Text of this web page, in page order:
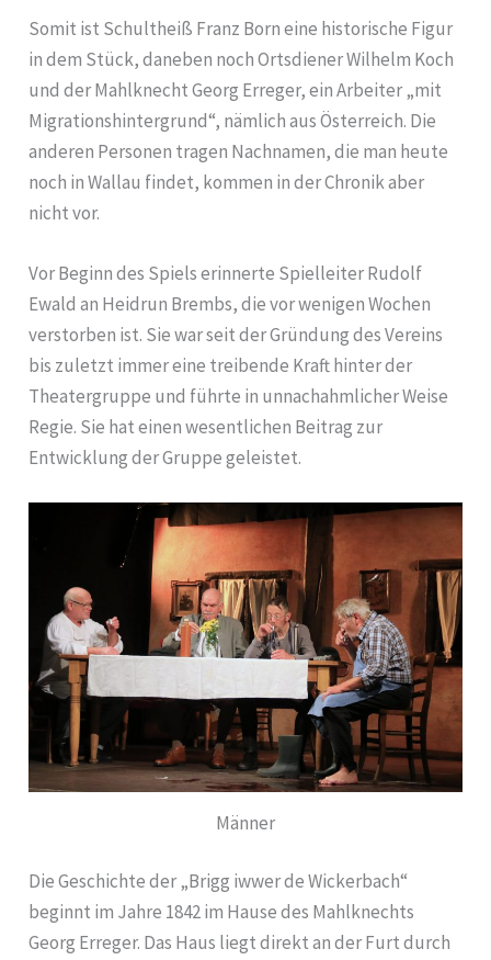
Somit ist Schultheiß Franz Born eine historische Figur
in dem Stück, daneben noch Ortsdiener Wilhelm Koch
und der Mahlknecht Georg Erreger, ein Arbeiter „mit
Migrationshintergrund“, nämlich aus Österreich. Die
anderen Personen tragen Nachnamen, die man heute
noch in Wallau findet, kommen in der Chronik aber
nicht vor.
Vor Beginn des Spiels erinnerte Spielleiter Rudolf
Ewald an Heidrun Brembs, die vor wenigen Wochen
verstorben ist. Sie war seit der Gründung des Vereins
bis zuletzt immer eine treibende Kraft hinter der
Theatergruppe und führte in unnachahmlicher Weise
Regie. Sie hat einen wesentlichen Beitrag zur
Entwicklung der Gruppe geleistet.
Männer
Die Geschichte der „Brigg iwwer de Wickerbach“
beginnt im Jahre 1842 im Hause des Mahlknechts
Georg Erreger. Das Haus liegt direkt an der Furt durch